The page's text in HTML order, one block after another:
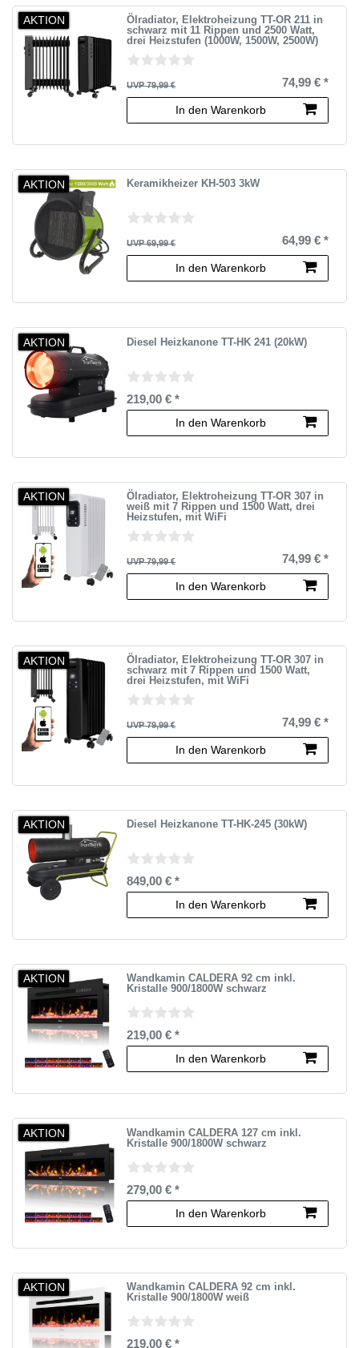
AKTION
Ölradiator, Elektroheizung TT-OR 211 in
schwarz mit 11 Rippen und 2500 Watt,
drei Heizstufen (1000W, 1500W, 2500W)
UVP 79,99 € 74,99 € *
In den Warenkorb
AKTION Keramikheizer KH-503 3kW
UVP 69,99 € 64,99 € *
In den Warenkorb
AKTION Diesel Heizkanone TT-HK 241 (20kW)
219,00 € *
In den Warenkorb
AKTION
Ölradiator, Elektroheizung TT-OR 307 in
weiß mit 7 Rippen und 1500 Watt, drei
Heizstufen, mit WiFi
UVP 79,99 € 74,99 € *
In den Warenkorb
AKTION
Ölradiator, Elektroheizung TT-OR 307 in
schwarz mit 7 Rippen und 1500 Watt,
drei Heizstufen, mit WiFi
UVP 79,99 € 74,99 € *
In den Warenkorb
AKTION Diesel Heizkanone TT-HK-245 (30kW)
849,00 € *
In den Warenkorb
AKTION
Wandkamin CALDERA 92 cm inkl.
Kristalle 900/1800W schwarz
219,00 € *
In den Warenkorb
AKTION
Wandkamin CALDERA 127 cm inkl.
Kristalle 900/1800W schwarz
279,00 € *
In den Warenkorb
AKTION
Wandkamin CALDERA 92 cm inkl.
Kristalle 900/1800W weiß
219,00 € *